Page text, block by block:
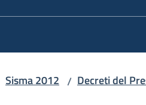
Sisma 2012 / Decreti del